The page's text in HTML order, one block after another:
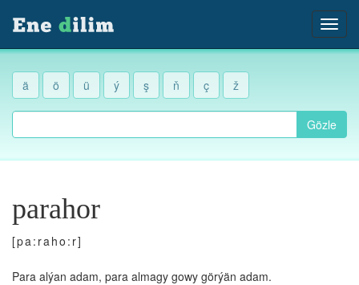
ä ö ü ý ş ň ç ž
Gözle
parahor
[pa:raho:r]
Para alýan adam, para almagy gowy görýän adam.